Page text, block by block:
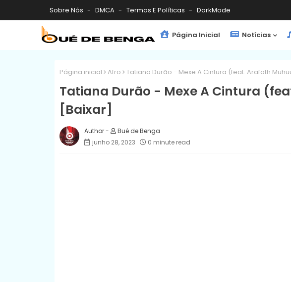
Sobre Nós DMCA Termos E Políticas DarkMode
Página Inicial Notícias
Página inicial Afro Tatiana Durão - Mexe A Cintura (feat. Arafath
Tatiana Durão - Mexe A Cintura
[Baixar]
Bué de Benga
junho 28, 2023
0 minute read